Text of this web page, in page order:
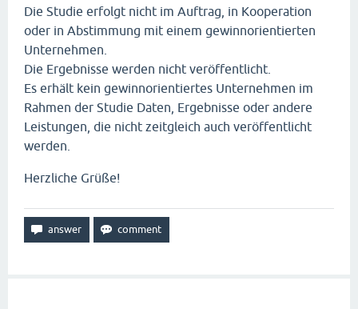
Die Studie erfolgt nicht im Auftrag, in Kooperation
oder in Abstimmung mit einem gewinnorientierten
Unternehmen.
Die Ergebnisse werden nicht veröffentlicht.
Es erhält kein gewinnorientiertes Unternehmen im
Rahmen der Studie Daten, Ergebnisse oder andere
Leistungen, die nicht zeitgleich auch veröffentlicht
werden.
Herzliche Grüße!